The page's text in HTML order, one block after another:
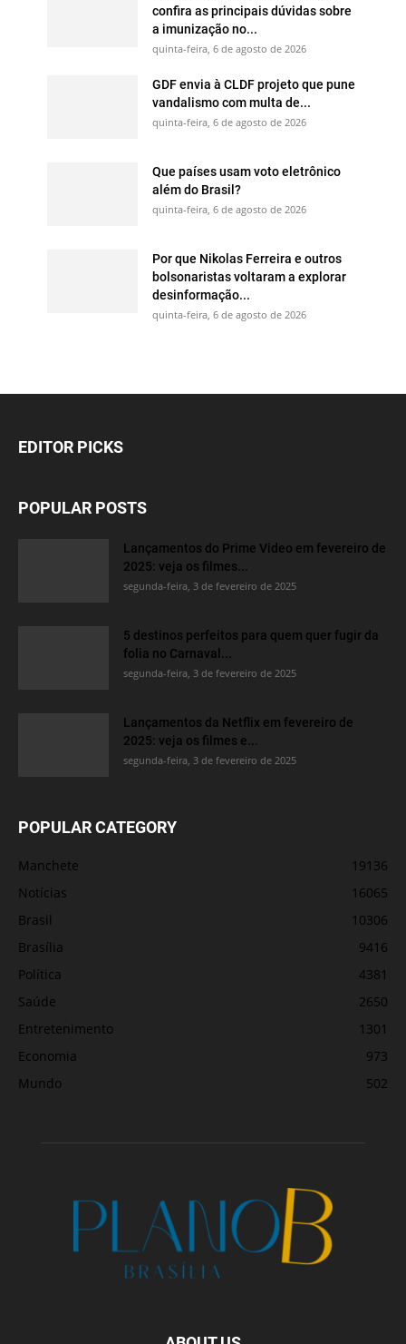
confira as principais dúvidas sobre
a imunização no...
quinta-feira, 6 de agosto de 2026
GDF envia à CLDF projeto que pune
vandalismo com multa de...
quinta-feira, 6 de agosto de 2026
Que países usam voto eletrônico
além do Brasil?
quinta-feira, 6 de agosto de 2026
Por que Nikolas Ferreira e outros
bolsonaristas voltaram a explorar
desinformação...
quinta-feira, 6 de agosto de 2026
EDITOR PICKS
POPULAR POSTS
Lançamentos do Prime Video em fevereiro de
2025: veja os filmes...
segunda-feira, 3 de fevereiro de 2025
5 destinos perfeitos para quem quer fugir da
folia no Carnaval...
segunda-feira, 3 de fevereiro de 2025
Lançamentos da Netflix em fevereiro de
2025: veja os filmes e...
segunda-feira, 3 de fevereiro de 2025
POPULAR CATEGORY
Manchete
19136
Notícias
16065
Brasil
10306
Brasília
9416
Política
4381
Saúde
2650
Entretenimento
1301
Economia
973
Mundo
502